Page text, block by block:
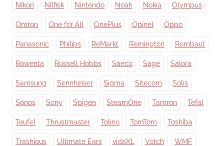
Nikon Nilfisk Nintendo Noah Nokia Olympus
Omron One for All OnePlus Opinel Oppo
Panasonic Philips ReMarkt Remington Rombaut
Rowenta Russell Hobbs Saeco Sage Salora
Samsung Sennheiser Sigma Sitecom Solis
Sonos Sony Spigen SteamOne Tamron Tefal
Teufel Thrustmaster Tolino TomTom Toshiba
Trashious Ultimate Ears vidaXL Votch WMF